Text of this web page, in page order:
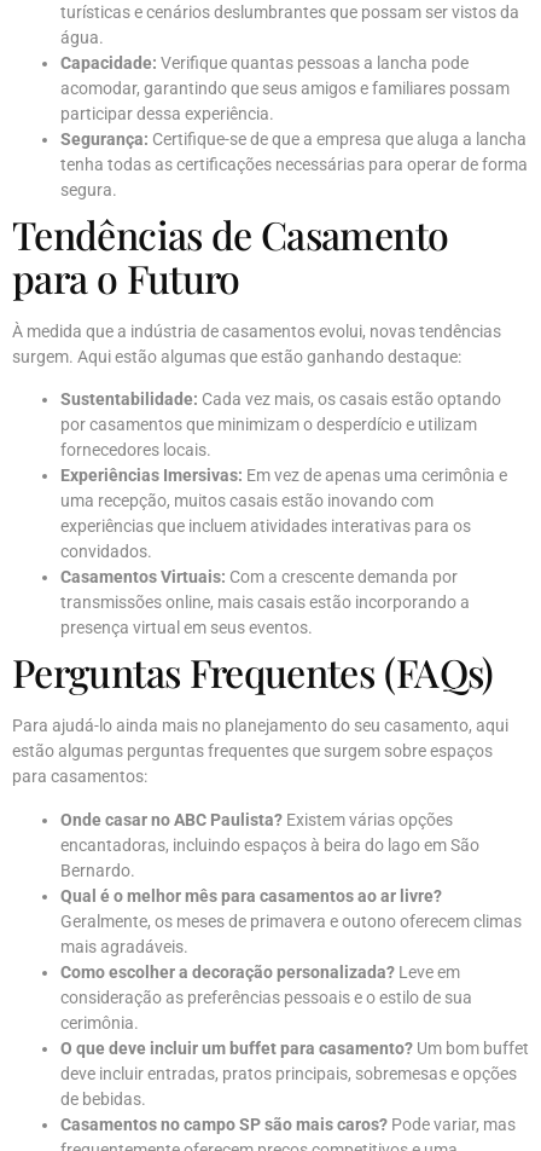
turísticas e cenários deslumbrantes que possam ser vistos da
água.
Capacidade: Verifique quantas pessoas a lancha pode
acomodar, garantindo que seus amigos e familiares possam
participar dessa experiência.
Segurança: Certifique-se de que a empresa que aluga a lancha
tenha todas as certificações necessárias para operar de forma
segura.
Tendências de Casamento
para o Futuro
À medida que a indústria de casamentos evolui, novas tendências
surgem. Aqui estão algumas que estão ganhando destaque:
Sustentabilidade: Cada vez mais, os casais estão optando
por casamentos que minimizam o desperdício e utilizam
fornecedores locais.
Experiências Imersivas: Em vez de apenas uma cerimônia e
uma recepção, muitos casais estão inovando com
experiências que incluem atividades interativas para os
convidados.
Casamentos Virtuais: Com a crescente demanda por
transmissões online, mais casais estão incorporando a
presença virtual em seus eventos.
Perguntas Frequentes (FAQs)
Para ajudá-lo ainda mais no planejamento do seu casamento, aqui
estão algumas perguntas frequentes que surgem sobre espaços
para casamentos:
Onde casar no ABC Paulista? Existem várias opções
encantadoras, incluindo espaços à beira do lago em São
Bernardo.
Qual é o melhor mês para casamentos ao ar livre?
Geralmente, os meses de primavera e outono oferecem climas
mais agradáveis.
Como escolher a decoração personalizada? Leve em
consideração as preferências pessoais e o estilo de sua
cerimônia.
O que deve incluir um buffet para casamento? Um bom buffet
deve incluir entradas, pratos principais, sobremesas e opções
de bebidas.
Casamentos no campo SP são mais caros? Pode variar, mas